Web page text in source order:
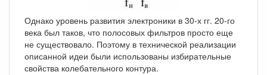
Однако уровень развития электроники в 30-х гг. 20-го
века был таков, что полосовых фильтров просто еще
не существовало. Поэтому в технической реализации
описанной идеи были использованы избирательные
свойства колебательного контура.